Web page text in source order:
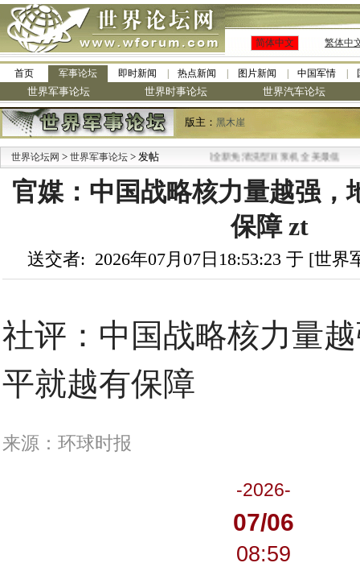
简体中文 繁体中
首页 军事论坛 即时新闻 热点新闻 图片新闻 中国军情
世界军事论坛 世界时事论坛 世界汽车论坛
版主： 黑木崖
世界论坛网 > 世界军事论坛 > 发帖
·九阳全新免清洗型豆浆机 全美最低
官媒：中国战略核力量越强，
保障 zt
送交者: 2026年07月07日18:53:23 于 [世
社评：中国战略核力量
平就越有保障
来源：环球时报
-2026-
07/06
08:59